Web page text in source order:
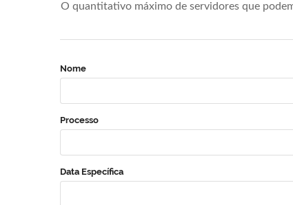
O quantitativo máximo de servidores que
Nome
Processo
Data Específica